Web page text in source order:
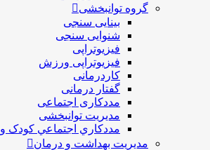
گروه توانبخشی
بینایی سنجی
شنوایی سنجی
فیزیوتراپی
فیزیوتراپی ورزش
کاردرمانی
گفتار درمانی
مددکاری اجتماعی
مديريت توانبخشی
مددکاري اجتماعي کودک و
مدیریت بهداشت و درمان